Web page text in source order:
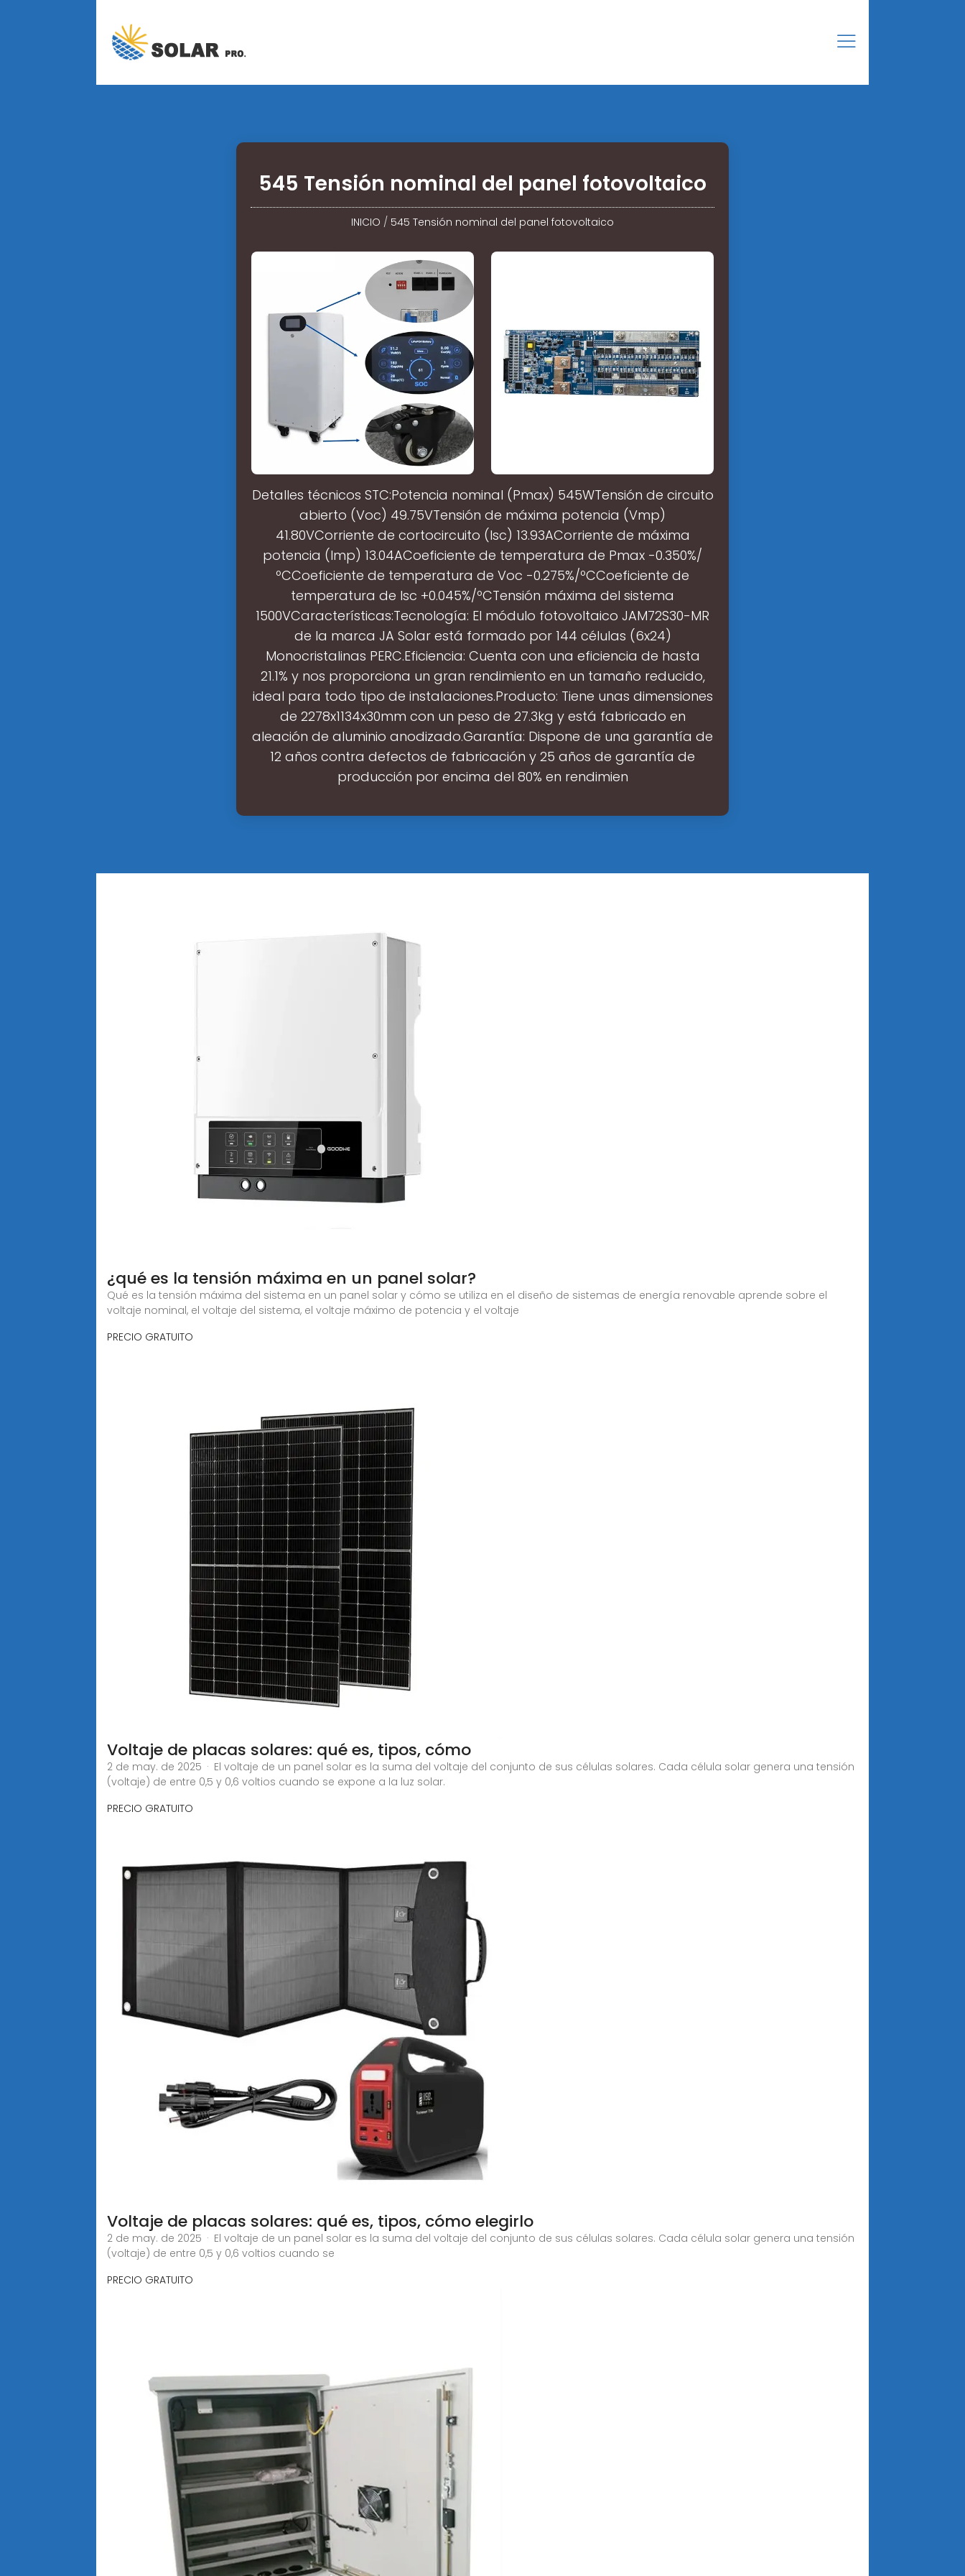
545 Tensión nominal del panel fotovoltaico
INICIO / 545 Tensión nominal del panel fotovoltaico
Detalles técnicos STC:Potencia nominal (Pmax) 545WTensión de circuito
abierto (Voc) 49.75VTensión de máxima potencia (Vmp)
41.80VCorriente de cortocircuito (Isc) 13.93ACorriente de máxima
potencia (Imp) 13.04ACoeficiente de temperatura de Pmax -0.350%/
ºCCoeficiente de temperatura de Voc -0.275%/ºCCoeficiente de
temperatura de Isc +0.045%/ºCTensión máxima del sistema
1500VCaracterísticas:Tecnología: El módulo fotovoltaico JAM72S30-MR
de la marca JA Solar está formado por 144 células (6x24)
Monocristalinas PERC.Eficiencia: Cuenta con una eficiencia de hasta
21.1% y nos proporciona un gran rendimiento en un tamaño reducido,
ideal para todo tipo de instalaciones.Producto: Tiene unas dimensiones
de 2278x1134x30mm con un peso de 27.3kg y está fabricado en
aleación de aluminio anodizado.Garantía: Dispone de una garantía de
12 años contra defectos de fabricación y 25 años de garantía de
producción por encima del 80% en rendimien
¿qué es la tensión máxima en un panel solar?
Qué es la tensión máxima del sistema en un panel solar y cómo se utiliza en el diseño de sistemas de energía renovable aprende sobre el
voltaje nominal, el voltaje del sistema, el voltaje máximo de potencia y el voltaje
PRECIO GRATUITO
Voltaje de placas solares: qué es, tipos, cómo
2 de may. de 2025 · El voltaje de un panel solar es la suma del voltaje del conjunto de sus células solares. Cada célula solar genera una tensión
(voltaje) de entre 0,5 y 0,6 voltios cuando se expone a la luz solar.
PRECIO GRATUITO
Voltaje de placas solares: qué es, tipos, cómo elegirlo
2 de may. de 2025 · El voltaje de un panel solar es la suma del voltaje del conjunto de sus células solares. Cada célula solar genera una tensión
(voltaje) de entre 0,5 y 0,6 voltios cuando se
PRECIO GRATUITO